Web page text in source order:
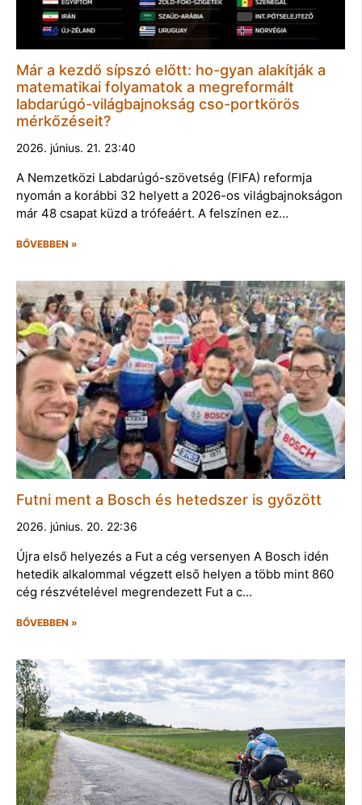
Már a kezdő sípszó előtt: ho-gyan alakítják a
matematikai folyamatok a megreformált
labdarúgó-világbajnokság cso-portkörös
mérkőzéseit?
2026. június. 21. 23:40
A Nemzetközi Labdarúgó-szövetség (FIFA) reformja
nyomán a korábbi 32 helyett a 2026-os világbajnokságon
már 48 csapat küzd a trófeáért. A felszínen ez…
BŐVEBBEN »
Futni ment a Bosch és hetedszer is győzött
2026. június. 20. 22:36
Újra első helyezés a Fut a cég versenyen A Bosch idén
hetedik alkalommal végzett első helyen a több mint 860
cég részvételével megrendezett Fut a c…
BŐVEBBEN »